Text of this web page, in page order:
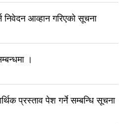
निवेदन आव्हान गरिएको सूचना
।
प्रस्ताव पेश गर्ने सम्बन्धि सूचना